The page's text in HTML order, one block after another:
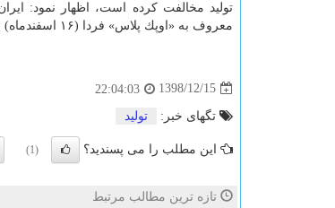
تولید مخالفت كرده است، اظهار نمود:
معروف به «اوپك پلاس» فردا (۱۶ اسفندماه) برگزار می شود.
1398/12/15
22:04:03
تگهای خبر: تولید
این مطلب را می پسندید؟ (1)
تازه ترین مطالب مرتبط